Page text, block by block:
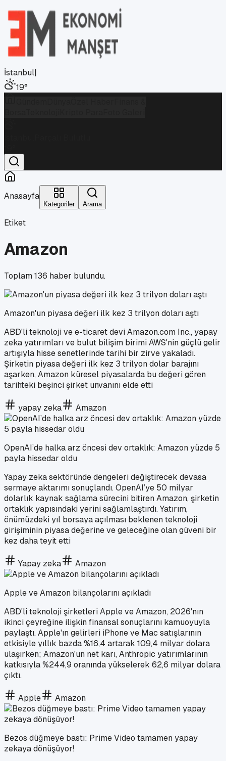
İstanbul|
19°
Anasayfa
Kategoriler Arama
Etiket
Amazon
Toplam136 haber bulundu.
Amazon'un piyasa değeri ilk kez 3 trilyon doları aştı
ABD'li teknoloji ve e-ticaret devi Amazon.com Inc., yapay
zeka yatırımları ve bulut bilişim birimi AWS'nin güçlü gelir
artışıyla hisse senetlerinde tarihi bir zirve yakaladı.
Şirketin piyasa değeri ilk kez 3 trilyon dolar barajını
aşarken, Amazon küresel piyasalarda bu değeri gören
tarihteki beşinci şirket unvanını elde etti
yapay zeka Amazon
OpenAI’de halka arz öncesi dev ortaklık: Amazon yüzde 5
payla hissedar oldu
Yapay zeka sektöründe dengeleri değiştirecek devasa
sermaye aktarımı sonuçlandı. OpenAI’ye 50 milyar
dolarlık kaynak sağlama sürecini bitiren Amazon, şirketin
ortaklık yapısındaki yerini sağlamlaştırdı. Yatırım,
önümüzdeki yıl borsaya açılması beklenen teknoloji
girişiminin piyasa değerine ve geleceğine olan güveni bir
kez daha teyit etti
Yapay zeka Amazon
Apple ve Amazon bilançolarını açıkladı
ABD'li teknoloji şirketleri Apple ve Amazon, 2026'nın
ikinci çeyreğine ilişkin finansal sonuçlarını kamuoyuyla
paylaştı. Apple'ın gelirleri iPhone ve Mac satışlarının
etkisiyle yıllık bazda %16,4 artarak 109,4 milyar dolara
ulaşırken; Amazon'un net karı, Anthropic yatırımlarının
katkısıyla %244,9 oranında yükselerek 62,6 milyar dolara
çıktı.
Apple Amazon
Bezos düğmeye bastı: Prime Video tamamen yapay
zekaya dönüşüyor!